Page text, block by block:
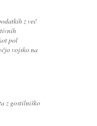
z več
pol
vojsko na
z gostilniško